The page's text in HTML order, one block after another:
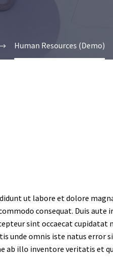
Human Resources (Demo)
ut labore et dolore
consequat. Duis aute
sint occaecat cupidatat
unde omnis iste natus error
ab illo inventore veritatis et